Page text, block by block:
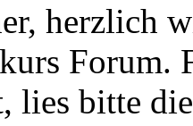
herzlich
Forum.
lies bitte